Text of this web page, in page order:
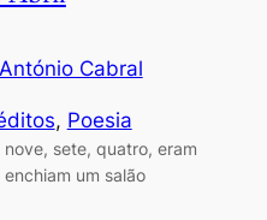
Cabral
, Poesia
sete, quatro, eram
um salão